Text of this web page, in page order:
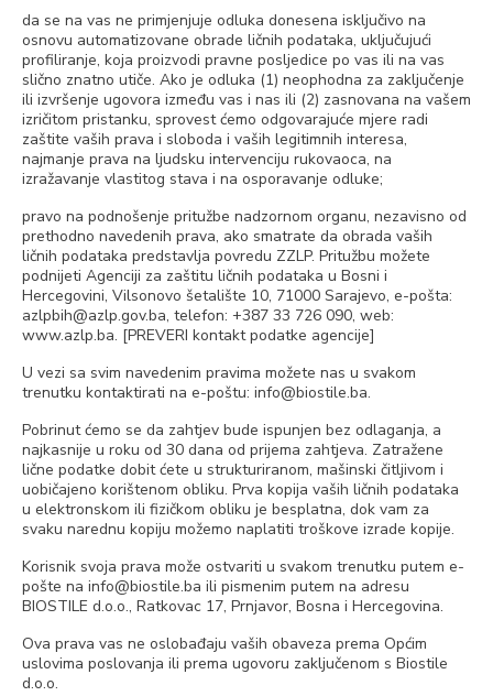
da se na vas ne primjenjuje odluka donesena isključivo na
osnovu automatizovane obrade ličnih podataka, uključujući
profiliranje, koja proizvodi pravne posljedice po vas ili na vas
slično znatno utiče. Ako je odluka (1) neophodna za zaključenje
ili izvršenje ugovora između vas i nas ili (2) zasnovana na vašem
izričitom pristanku, sprovest ćemo odgovarajuće mjere radi
zaštite vaših prava i sloboda i vaših legitimnih interesa,
najmanje prava na ljudsku intervenciju rukovaoca, na
izražavanje vlastitog stava i na osporavanje odluke;
pravo na podnošenje pritužbe nadzornom organu, nezavisno od
prethodno navedenih prava, ako smatrate da obrada vaših
ličnih podataka predstavlja povredu ZZLP. Pritužbu možete
podnijeti Agenciji za zaštitu ličnih podataka u Bosni i
Hercegovini, Vilsonovo šetalište 10, 71000 Sarajevo, e-pošta:
azlpbih@azlp.gov.ba, telefon: +387 33 726 090, web:
www.azlp.ba. [PREVERI kontakt podatke agencije]
U vezi sa svim navedenim pravima možete nas u svakom
trenutku kontaktirati na e-poštu: info@biostile.ba.
Pobrinut ćemo se da zahtjev bude ispunjen bez odlaganja, a
najkasnije u roku od 30 dana od prijema zahtjeva. Zatražene
lične podatke dobit ćete u strukturiranom, mašinski čitljivom i
uobičajeno korištenom obliku. Prva kopija vaših ličnih podataka
u elektronskom ili fizičkom obliku je besplatna, dok vam za
svaku narednu kopiju možemo naplatiti troškove izrade kopije.
Korisnik svoja prava može ostvariti u svakom trenutku putem e-
pošte na info@biostile.ba ili pismenim putem na adresu
BIOSTILE d.o.o., Ratkovac 17, Prnjavor, Bosna i Hercegovina.
Ova prava vas ne oslobađaju vaših obaveza prema Općim
uslovima poslovanja ili prema ugovoru zaključenom s Biostile
d.o.o.